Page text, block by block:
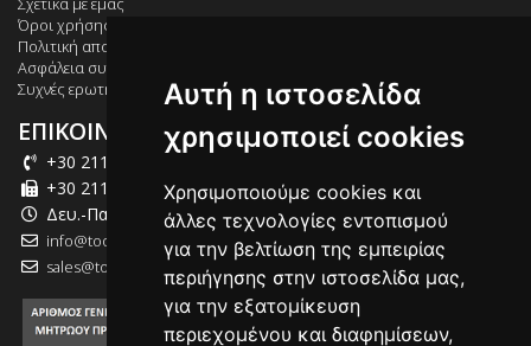
Όροι χρήσης
Πολιτική απορρήτου
Ασφάλεια συναλλαγών
Συχνές ερωτήσεις
ΕΠΙΚΟΙΝΩΝΙΑ
+30 211 012 2003
+30 211 012 2004
Δευ.-Παρ.: 09:00-18:00
info@tool-market.gr
sales@tool-market.gr
Αυτή η ιστοσελίδα
χρησιμοποιεί cookies
Χρησιμοποιούμε cookies και
άλλες τεχνολογίες εντοπισμού
για την βελτίωση της εμπειρίας
περιήγησης στην ιστοσελίδα μας,
για την εξατομίκευση
περιεχομένου και διαφημίσεων,